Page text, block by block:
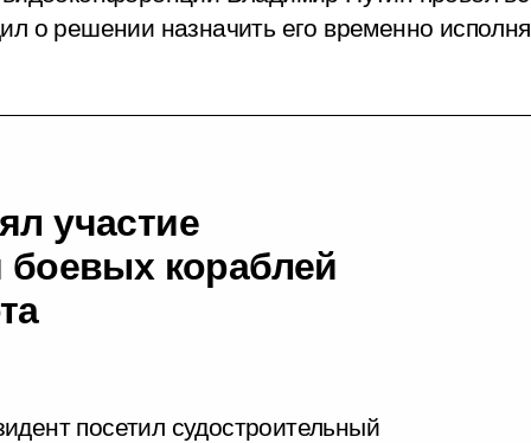
о решении назначить его временно
участие
боевых кораблей
посетил судостроительный